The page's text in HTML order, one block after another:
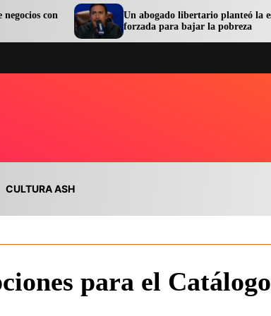
Un abogado libertario planteó la esterilización
forzada para bajar la pobreza
CULTURA ASH
para el Catálogo